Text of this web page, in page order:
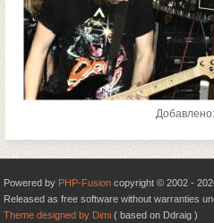
Добавлено:
Powered by PHP-Fusion copyright © 2002 -
Released as free software without warranties
Theme designed by Dimi ( based on Ddraig )